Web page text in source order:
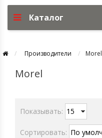
Каталог
Производители Morel
Morel
Показывать:
Сортировать: